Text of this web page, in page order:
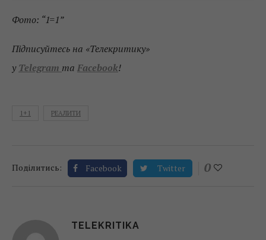
Фото: “1=1”
Підписуйтесь на «Телекритику»
у Telegram та Facebook!
1+1 РЕАЛИТИ
Поділитись: Facebook Twitter 0
TELEKRITIKA